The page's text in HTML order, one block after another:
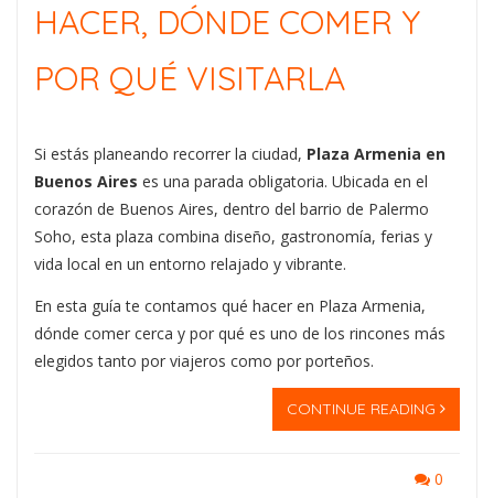
HACER, DÓNDE COMER Y
POR QUÉ VISITARLA
Si estás planeando recorrer la ciudad, Plaza Armenia en
Buenos Aires es una parada obligatoria. Ubicada en el
corazón de Buenos Aires, dentro del barrio de Palermo
Soho, esta plaza combina diseño, gastronomía, ferias y
vida local en un entorno relajado y vibrante.
En esta guía te contamos qué hacer en Plaza Armenia,
dónde comer cerca y por qué es uno de los rincones más
elegidos tanto por viajeros como por porteños.
CONTINUE READING
0